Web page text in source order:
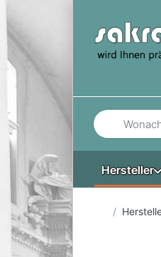
Geben Sie
Hersteller
Startseite